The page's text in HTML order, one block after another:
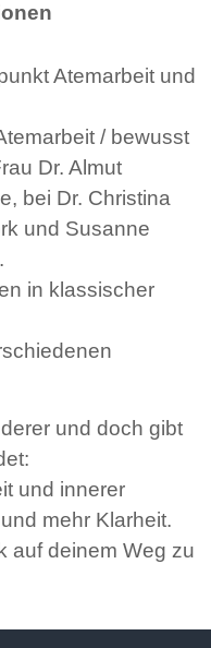
Atemarbeit und
/ bewusst
Dr. Almut
bei Dr. Christina
und Susanne
in klassischer
und doch gibt
und innerer
mehr Klarheit.
auf deinem Weg zu